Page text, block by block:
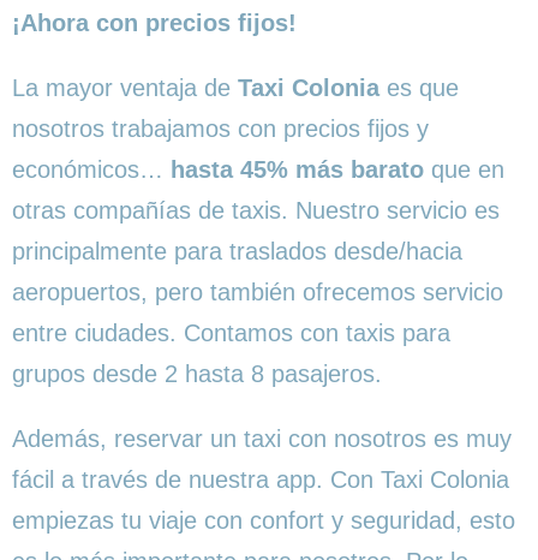
¡Ahora con precios fijos!
La mayor ventaja de Taxi Coloniaes que
nosotros trabajamos con precios fijos y
económicos… hasta 45% más barato que en
otras compañías de taxis. Nuestro servicio es
principalmente para traslados desde/hacia
aeropuertos, pero también ofrecemos servicio
entre ciudades. Contamos con taxis para
grupos desde 2 hasta 8 pasajeros.
Además, reservar un taxi con nosotros es muy
fácil a través de nuestra app. Con Taxi Colonia
empiezas tu viaje con confort y seguridad, esto